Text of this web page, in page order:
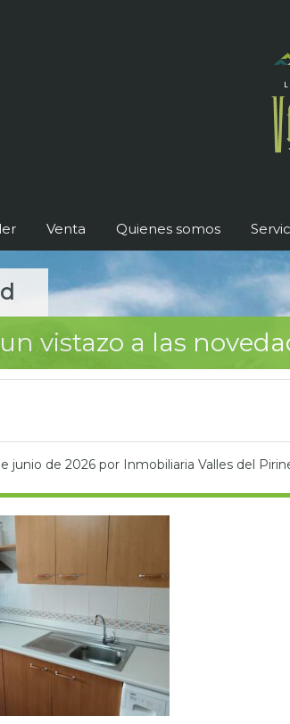
Venta Quienes somos
vistazo a las
junio de 2026 por Inmobiliaria Valles del